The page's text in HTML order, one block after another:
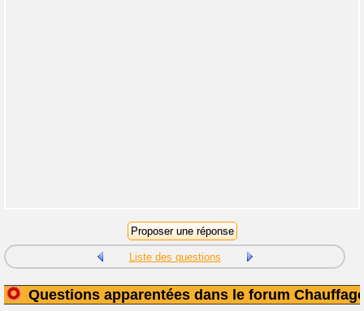
Liste des questions
Questions apparentées dans le forum